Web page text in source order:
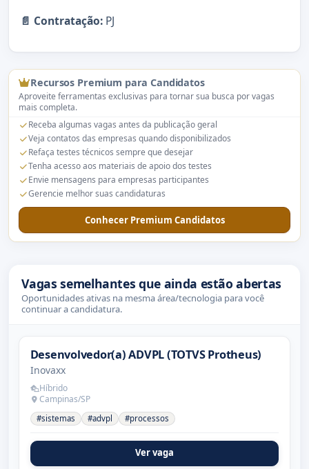
📄 Contratação: PJ
Recursos Premium para Candidatos
Aproveite ferramentas exclusivas para tornar sua busca por vagas
mais completa.
Receba algumas vagas antes da publicação geral
Veja contatos das empresas quando disponibilizados
Refaça testes técnicos sempre que desejar
Tenha acesso aos materiais de apoio dos testes
Envie mensagens para empresas participantes
Gerencie melhor suas candidaturas
Conhecer Premium Candidatos
Vagas semelhantes que ainda estão abertas
Oportunidades ativas na mesma área/tecnologia para você
continuar a candidatura.
Desenvolvedor(a) ADVPL (TOTVS Protheus)
Inovaxx
Híbrido
Campinas/SP
#sistemas #advpl #processos
Ver vaga